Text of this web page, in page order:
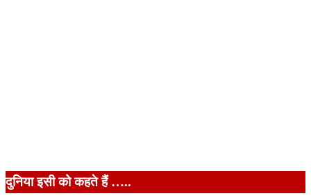
दुनिया इसी को कहते हैं …..